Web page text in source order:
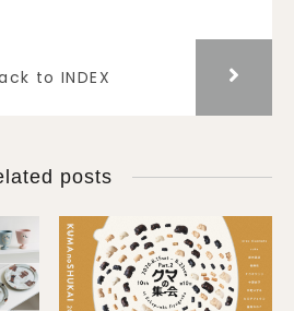
to INDEX
posts